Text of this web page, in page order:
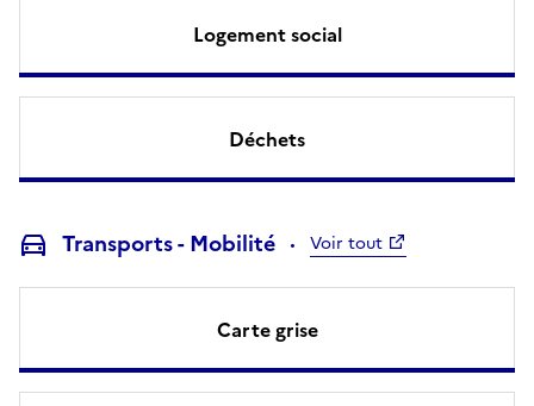
Logement social
Déchets
Transports - Mobilité Voir tout
Carte grise